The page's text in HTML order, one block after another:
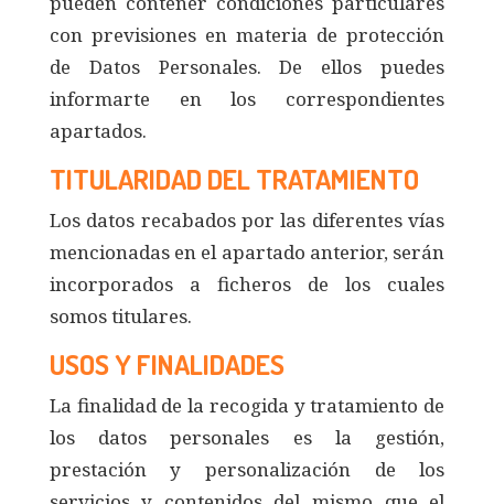
con previsiones en materia de protección
de Datos Personales. De ellos puedes
informarte en los correspondientes
apartados.
TITULARIDAD DEL TRATAMIENTO
Los datos recabados por las diferentes vías
mencionadas en el apartado anterior, serán
incorporados a ficheros de los cuales
somos titulares.
USOS Y FINALIDADES
La finalidad de la recogida y tratamiento de
los datos personales es la gestión,
prestación y personalización de los